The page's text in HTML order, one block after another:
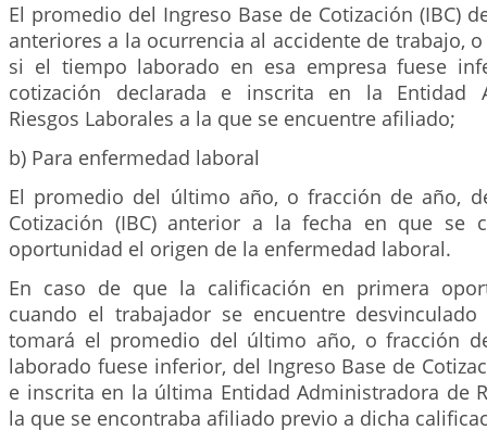
El promedio del Ingreso Base de Cotización (IBC)
anteriores a la ocurrencia al accidente de trabajo,
si el tiempo laborado en esa empresa fuese
cotización declarada e inscrita en la Entidad
Riesgos Laborales a la que se encuentre afiliado;
b) Para enfermedad laboral
El promedio del último año, o fracción de año,
Cotización (IBC) anterior a la fecha en que se
oportunidad el origen de la enfermedad laboral.
En caso de que la calificación en primera
cuando el trabajador se encuentre
tomará el promedio del último año, o fracción
laborado fuese inferior, del Ingreso Base de
e inscrita en la última Entidad Administradora de
la que se encontraba afiliado previo a dicha